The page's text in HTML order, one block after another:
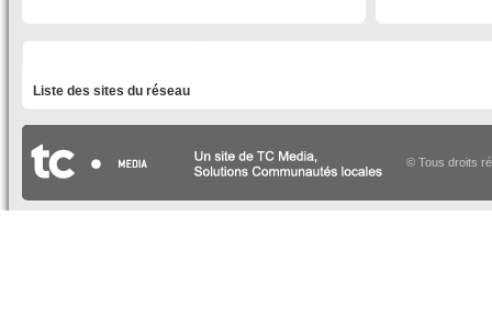
Liste des sites du réseau
© Tous droits